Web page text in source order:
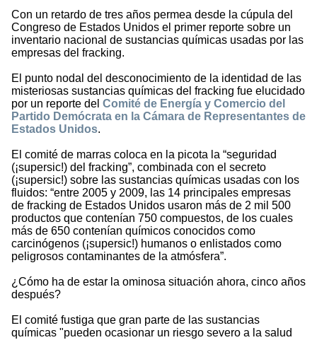
Con un retardo de tres años permea desde la cúpula del
Congreso de Estados Unidos el primer reporte sobre un
inventario nacional de sustancias químicas usadas por las
empresas del fracking.
El punto nodal del desconocimiento de la identidad de las
misteriosas sustancias químicas del fracking fue elucidado
por un reporte del Comité de Energía y Comercio del
Partido Demócrata en la Cámara de Representantes de
Estados Unidos.
El comité de marras coloca en la picota la “seguridad
(¡supersic!) del fracking”, combinada con el secreto
(¡supersic!) sobre las sustancias químicas usadas con los
fluidos: “entre 2005 y 2009, las 14 principales empresas
de fracking de Estados Unidos usaron más de 2 mil 500
productos que contenían 750 compuestos, de los cuales
más de 650 contenían químicos conocidos como
carcinógenos (¡supersic!) humanos o enlistados como
peligrosos contaminantes de la atmósfera”.
¿Cómo ha de estar la ominosa situación ahora, cinco años
después?
El comité fustiga que gran parte de las sustancias
químicas "pueden ocasionar un riesgo severo a la salud